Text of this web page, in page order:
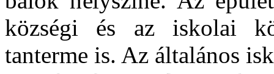
községi és az iskolai
tanterme is. Az általános